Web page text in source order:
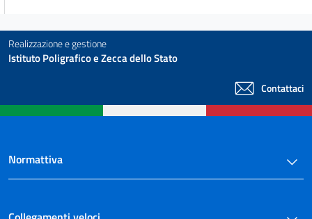
((Accordi di ristrutturazione, convenzione di moratoria e accordi su crediti
58
61
Realizzazione e gestione
Istituto Poligrafico e Zecca dello Stato
Contattaci
Normattiva